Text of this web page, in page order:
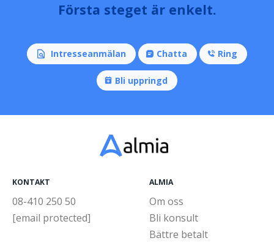
Första steget är enkelt.
Intresseanmälan Chatta Ring
Bli uppringd
KONTAKT
08-410 250 50
[email protected]
ALMIA
Om oss
Bli konsult
Bättre betalt